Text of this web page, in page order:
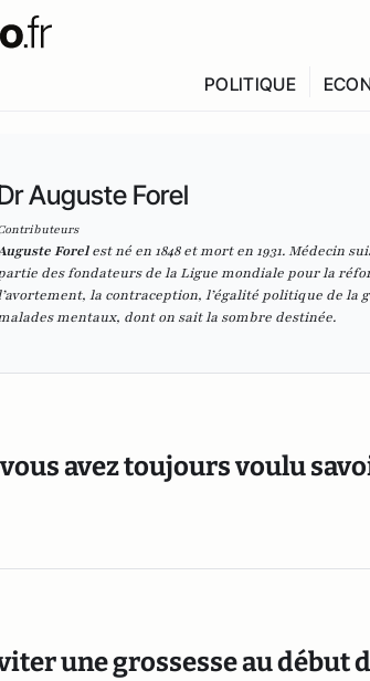
POLITIQUE
Auguste Forel
Forelest né en 1848 et mort en 1931. Médecin
des fondateurs de la Ligue mondiale pour la
la contraception, l’égalité politique de
mentaux, dont on sait la sombre destinée.
vous avez toujours voulu
une grossesse au début